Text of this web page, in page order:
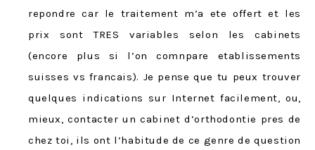
repondre car le traitement m’a ete offert et les
prix sont TRES variables selon les cabinets
(encore plus si l’on comnpare etablissements
suisses vs francais). Je pense que tu peux trouver
quelques indications sur Internet facilement, ou,
mieux, contacter un cabinet d’orthodontie pres de
chez toi, ils ont l’habitude de ce genre de question